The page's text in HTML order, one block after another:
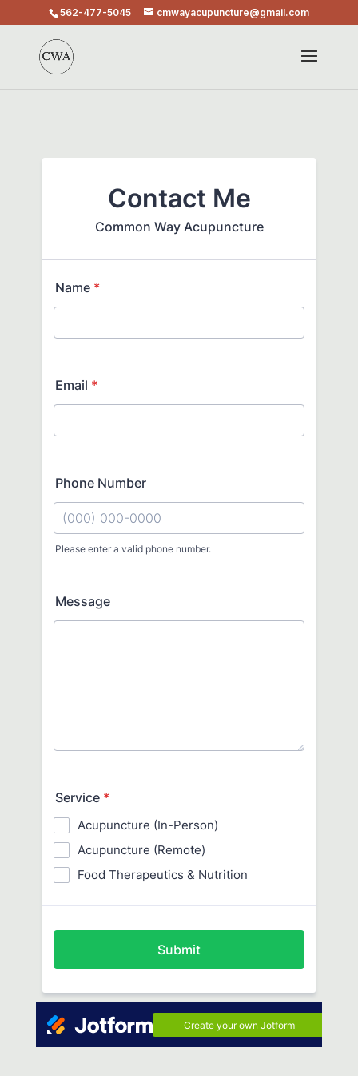
562-477-5045 cmwayacupuncture@gmail.com